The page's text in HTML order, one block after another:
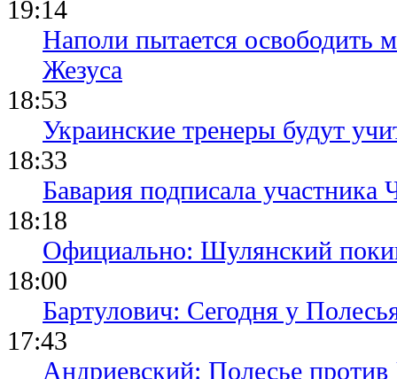
19:14
Наполи пытается освободить
Жезуса
18:53
Украинские тренеры будут
18:33
Бавария подписала
18:18
Официально: Шулянский
18:00
Бартулович: Сегодня у
17:43
Андриевский: Полесье против